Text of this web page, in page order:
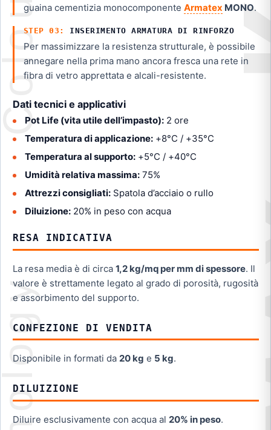
guaina cementizia monocomponente Armatex MONO.
INSERIMENTO ARMATURA DI RINFORZO
Per massimizzare la resistenza strutturale, è possibile
annegare nella prima mano ancora fresca una rete in
fibra di vetro apprettata e alcali-resistente.
Dati tecnici e applicativi
Pot Life (vita utile dell’impasto):2 ore
Temperatura di applicazione:+8°C / +35°C
Temperatura al supporto:+5°C / +40°C
Umidità relativa massima:75%
Attrezzi consigliati:Spatola d’acciaio o rullo
Diluizione:20% in peso con acqua
RESA INDICATIVA
La resa media è di circa 1,2 kg/mq per mm di spessore. Il
valore è strettamente legato al grado di porosità, rugosità
e assorbimento del supporto.
CONFEZIONE DI VENDITA
Disponibile in formati da 20 kg e 5 kg.
DILUIZIONE
Diluire esclusivamente con acqua al 20% in peso.